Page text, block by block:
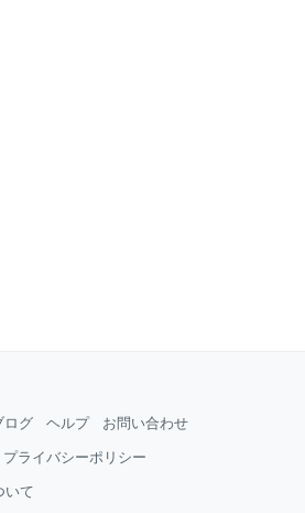
ログ ヘルプ お問い合わせ
プライバシーポリシー
いて